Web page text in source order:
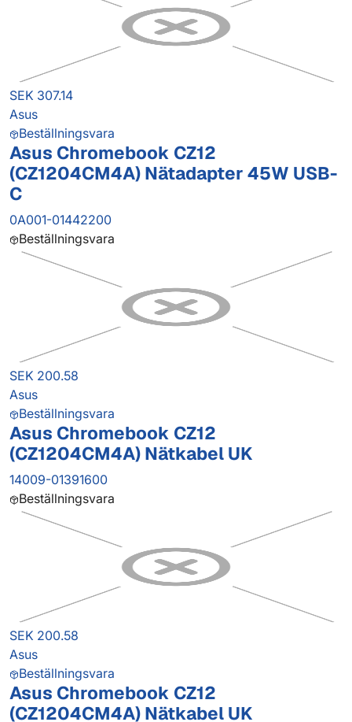
SEK 307.14
Asus
Beställningsvara
Asus Chromebook CZ12
(CZ1204CM4A) Nätadapter 45W USB-
C
0A001-01442200
Beställningsvara
SEK 200.58
Asus
Beställningsvara
Asus Chromebook CZ12
(CZ1204CM4A) Nätkabel UK
14009-01391600
Beställningsvara
SEK 200.58
Asus
Beställningsvara
Asus Chromebook CZ12
(CZ1204CM4A) Nätkabel UK